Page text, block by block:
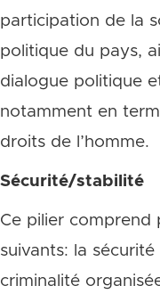
participation de la
politique du pays,
dialogue politique
notamment en
droits de l’homme.
Sécurité/stabilité
Ce pilier comprend
suivants: la
criminalité